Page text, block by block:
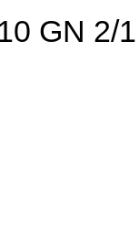
GN 2/1